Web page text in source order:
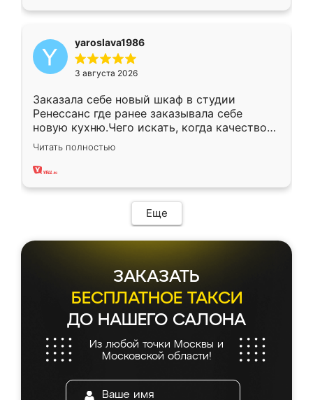
yaroslava1986
3 августа 2026
Заказала себе новый шкаф в студии
Ренессанс где ранее заказывала себе
новую кухню.Чего искать, когда качеством
вполне довольна. Служит кухня уже почти
два года, нареканий нет.
Читать полностью
Еще
ЗАКАЗАТЬ
БЕСПЛАТНОЕ ТАКСИ
ДО НАШЕГО САЛОНА
Из любой точки Москвы и
Московской области!